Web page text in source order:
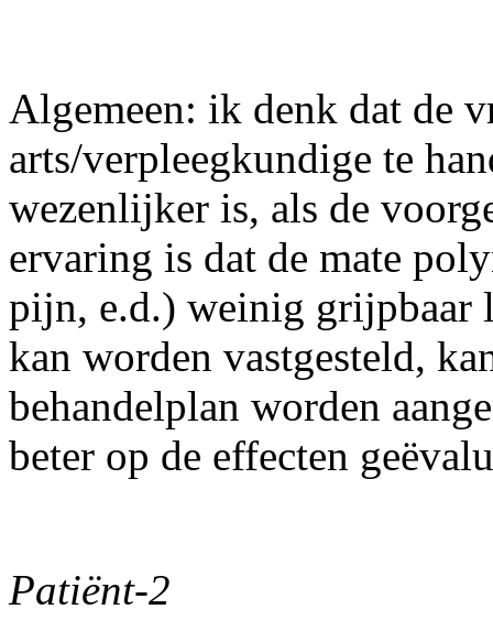
Algemeen: ik denk dat de
arts/verpleegkundige te
wezenlijker is, als de
ervaring is dat de mate
pijn, e.d.) weinig grijpbaar
kan worden vastgesteld,
behandelplan worden
beter op de effecten
Patiënt-2